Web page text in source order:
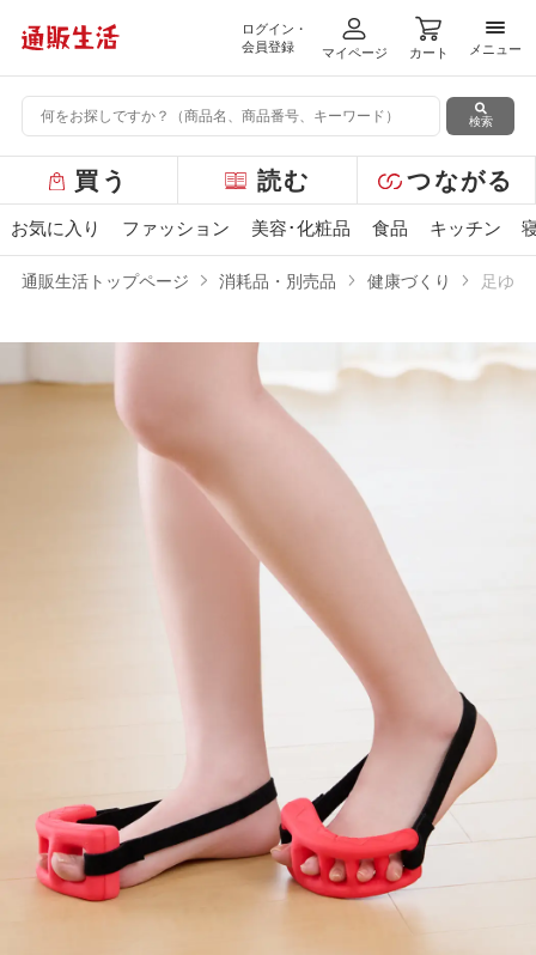
ログイン・
会員登録
マイページ カート
メニ
メニュー
検索
ー
バ
ュ
買う 読む つながる
お気に入り ファッション 美容･化粧品 食品 キッチン
通販生活トップページ 消耗品・別売品 健康づくり 足ゆ